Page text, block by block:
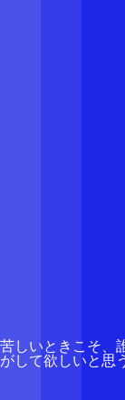
苦しいときこそ、
がして欲しいと思